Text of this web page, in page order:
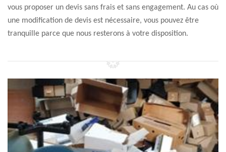
vous proposer un devis sans frais et sans engagement. Au cas où
une modification de devis est nécessaire, vous pouvez être
tranquille parce que nous resterons à votre disposition.